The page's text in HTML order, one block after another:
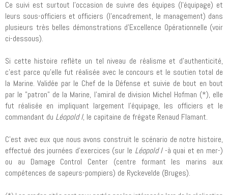
Ce suivi est surtout l'occasion de suivre des équipes (l'équipage) et
leurs sous-officiers et officiers (l'encadrement, le management) dans
plusieurs très belles démonstrations d'Excellence Opérationnelle (voir
ci-dessous).
Si cette histoire reflète un tel niveau de réalisme et d'authenticité,
c'est parce qu'elle fut réalisée avec le concours et le soutien total de
la Marine. Validée par le Chef de la Défense et suivie de bout en bout
par le "patron" de la Marine, l'amiral de division Michel Hofman (*), elle
fut réalisée en impliquant largement l'équipage, les officiers et le
commandant du Léopold I, le capitaine de frégate Renaud Flamant.
C'est avec eux que nous avons construit le scénario de notre histoire,
effectué des journées d'exercices (sur le Léopold I-à quai et en mer-)
ou au Damage Control Center (centre formant les marins aux
compétences de sapeurs-pompiers) de Ryckevelde (Bruges).